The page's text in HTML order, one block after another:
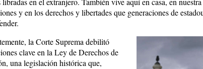
y en los derechos y libertades que generaciones de
la Corte Suprema debilitó
clave en la Ley de Derechos de
una legislación histórica que,